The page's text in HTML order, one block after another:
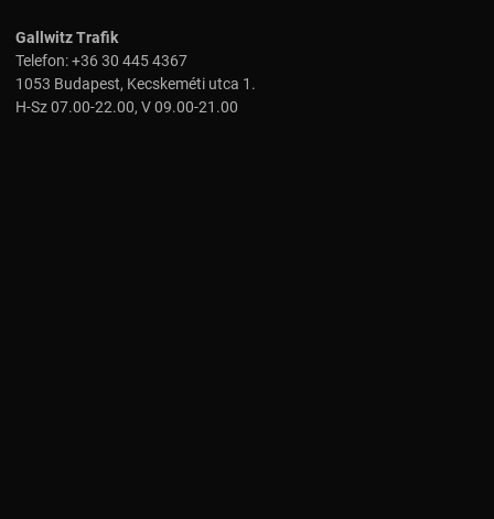
Gallwitz Trafik
Telefon:+36 30 445 4367
1053 Budapest, Kecskeméti utca 1.
H-Sz 07.00-22.00, V 09.00-21.00